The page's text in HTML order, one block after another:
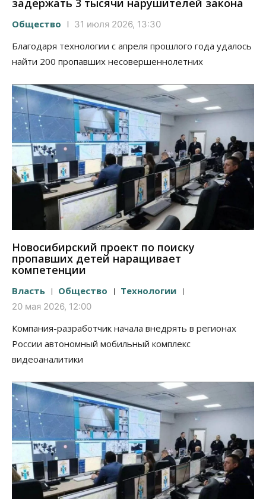
Общество 31 июля 2026, 13:30
Благодаря технологии с апреля прошлого года удалось
найти 200 пропавших несовершеннолетних
Новосибирский проект по поиску
пропавших детей наращивает
компетенции
Власть Общество Технологии
20 мая 2026, 12:00
Компания-разработчик начала внедрять в регионах
России автономный мобильный комплекс
видеоаналитики